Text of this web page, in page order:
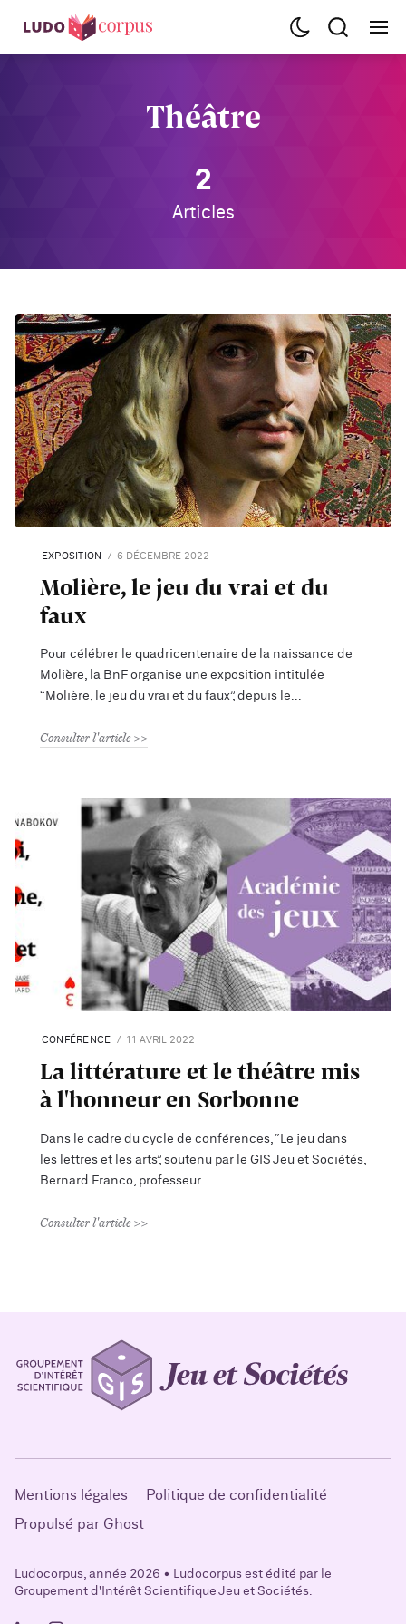
Théâtre
2
Articles
EXPOSITION 6 DÉCEMBRE 2022
Molière, le jeu du vrai et du
faux
Pour célébrer le quadricentenaire de la naissance de
Molière, la BnF organise une exposition intitulée
“Molière, le jeu du vrai et du faux”, depuis le
Consulter l'article
CONFÉRENCE 11 AVRIL 2022
La littérature et le théâtre mis
à l'honneur en Sorbonne
Dans le cadre du cycle de conférences, “Le jeu dans
les lettres et les arts”, soutenu par le GIS Jeu et Sociétés,
Bernard Franco, professeur
Consulter l'article
Mentions légales
Politique de confidentialité
Propulsé par Ghost
Ludocorpus, année 2026 • Ludocorpus est édité par le
Groupement d'Intérêt Scientifique Jeu et Sociétés.